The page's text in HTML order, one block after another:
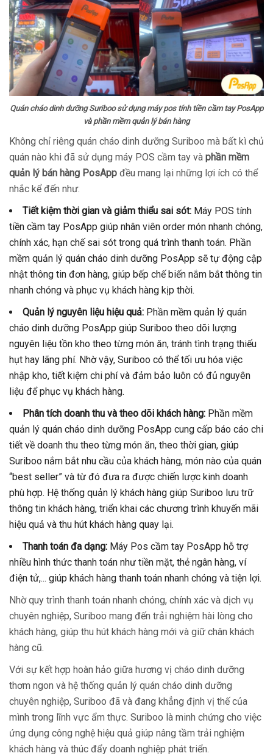
Quán cháo dinh dưỡng Suriboo sử dụng máy pos tính tiền cầm tay PosApp
và phần mềm quản lý bán hàng
Không chỉ riêng quán cháo dinh dưỡng Suriboo mà bất kì chủ
quán nào khi đã sử dụng máy POS cầm tay và phần mềm
quản lý bán hàng PosApp đều mang lại những lợi ích có thể
nhắc kể đến như:
Tiết kiệm thời gian và giảm thiểu sai sót: Máy POS tính
tiền cầm tay PosApp giúp nhân viên order món nhanh chóng,
chính xác, hạn chế sai sót trong quá trình thanh toán. Phần
mềm quản lý quán cháo dinh dưỡng PosApp sẽ tự động cập
nhật thông tin đơn hàng, giúp bếp chế biến nắm bắt thông tin
nhanh chóng và phục vụ khách hàng kịp thời.
Quản lý nguyên liệu hiệu quả: Phần mềm quản lý quán
cháo dinh dưỡng PosApp giúp Suriboo theo dõi lượng
nguyên liệu tồn kho theo từng món ăn, tránh tình trạng thiếu
hụt hay lãng phí. Nhờ vậy, Suriboo có thể tối ưu hóa việc
nhập kho, tiết kiệm chi phí và đảm bảo luôn có đủ nguyên
liệu để phục vụ khách hàng.
Phân tích doanh thu và theo dõi khách hàng: Phần mềm
quản lý quán cháo dinh dưỡng PosApp cung cấp báo cáo chi
tiết về doanh thu theo từng món ăn, theo thời gian, giúp
Suriboo nắm bắt nhu cầu của khách hàng, món nào của quán
“best seller” và từ đó đưa ra được chiến lược kinh doanh
phù hợp. Hệ thống quản lý khách hàng giúp Suriboo lưu trữ
thông tin khách hàng, triển khai các chương trình khuyến mãi
hiệu quả và thu hút khách hàng quay lại.
Thanh toán đa dạng: Máy Pos cầm tay PosApp hỗ trợ
nhiều hình thức thanh toán như tiền mặt, thẻ ngân hàng, ví
điện tử,... giúp khách hàng thanh toán nhanh chóng và tiện lợi.
Nhờ quy trình thanh toán nhanh chóng, chính xác và dịch vụ
chuyên nghiệp, Suriboo mang đến trải nghiệm hài lòng cho
khách hàng, giúp thu hút khách hàng mới và giữ chân khách
hàng cũ.
Với sự kết hợp hoàn hảo giữa hương vị cháo dinh dưỡng
thơm ngon và hệ thống quản lý quán cháo dinh dưỡng
chuyên nghiệp, Suriboo đã và đang khẳng định vị thế của
mình trong lĩnh vực ẩm thực. Suriboo là minh chứng cho việc
ứng dụng công nghệ hiệu quả giúp nâng tầm trải nghiệm
khách hàng và thúc đẩy doanh nghiệp phát triển.